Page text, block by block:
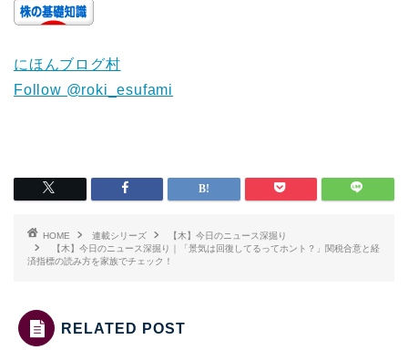
にほんブログ村
Follow @roki_esufami
HOME 連載シリーズ
【木】今日のニュース深掘り
【木】今日のニュース深掘り｜「景気は回復してるってホント？」関税合意と経
済指標の読み方を家族でチェック！
RELATED POST